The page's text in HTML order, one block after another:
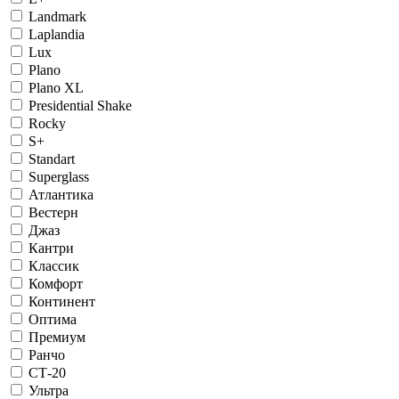
Landmark
Laplandia
Lux
Plano
Plano XL
Presidential Shake
Rocky
S+
Standart
Superglass
Атлантика
Вестерн
Джаз
Кантри
Классик
Комфорт
Континент
Оптима
Премиум
Ранчо
СТ-20
Ультра